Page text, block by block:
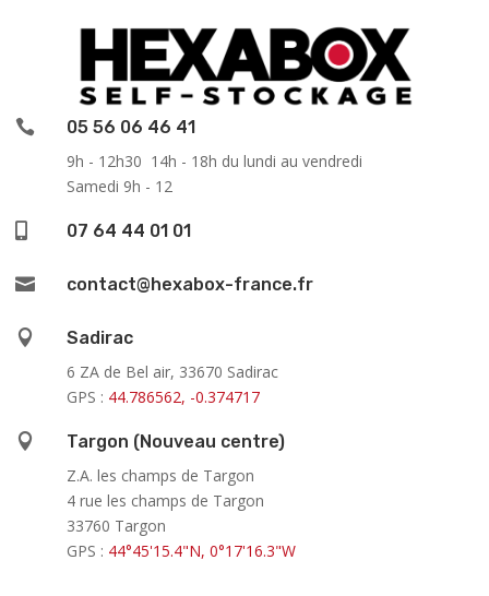

05 56 06 46 41
9h - 12h30 14h - 18h du lundi au vendredi
Samedi 9h - 12
07 64 44 01 01
 contact@hexabox-france.fr

Sadirac
6 ZA de Bel air, 33670 Sadirac
GPS : 44.786562, -0.374717

Targon (Nouveau centre)
Z.A. les champs de Targon
4 rue les champs de Targon
33760 Targon
GPS : 44°45'15.4"N, 0°17'16.3"W